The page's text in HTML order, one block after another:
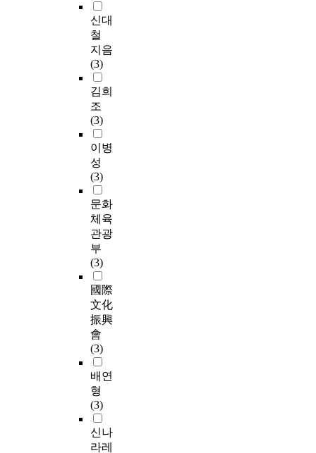
신대
철
지음
(3)
김희
조
(3)
이병
성
(3)
문화
체육
관광
부
(3)
國際
文化
振興
會
(3)
배연
형
(3)
신나
라레